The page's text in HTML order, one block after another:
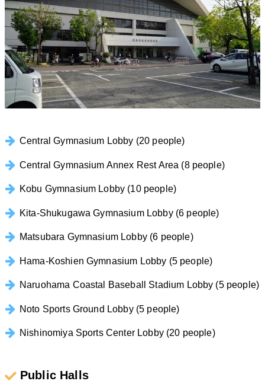
Central Gymnasium Lobby (20 people)
Central Gymnasium Annex Rest Area (8 people)
Kobu Gymnasium Lobby (10 people)
Kita-Shukugawa Gymnasium Lobby (6 people)
Matsubara Gymnasium Lobby (6 people)
Hama-Koshien Gymnasium Lobby (5 people)
Naruohama Coastal Baseball Stadium Lobby (5 people)
Noto Sports Ground Lobby (5 people)
Nishinomiya Sports Center Lobby (20 people)
Public Halls